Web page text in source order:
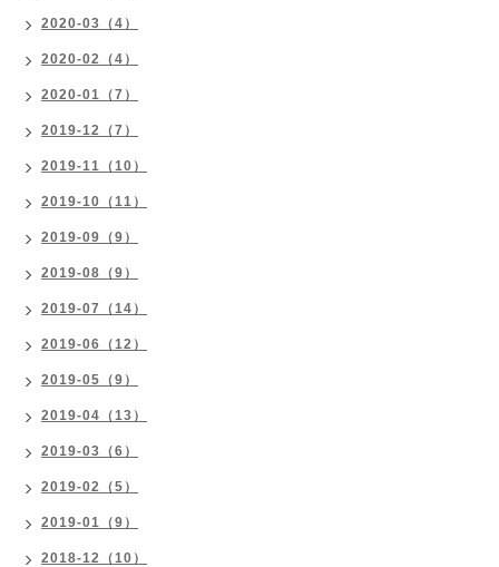
2020-03（4）
2020-02（4）
2020-01（7）
2019-12（7）
2019-11（10）
2019-10（11）
2019-09（9）
2019-08（9）
2019-07（14）
2019-06（12）
2019-05（9）
2019-04（13）
2019-03（6）
2019-02（5）
2019-01（9）
2018-12（10）